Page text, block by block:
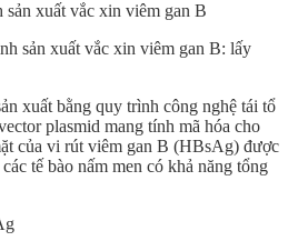
xuất vắc xin viêm gan B
sản xuất vắc xin viêm gan B: lấy
xuất bằng quy trình công nghệ tái tổ
plasmid mang tính mã hóa cho
của vi rút viêm gan B (HBsAg) được
tế bào nấm men có khả năng tổng